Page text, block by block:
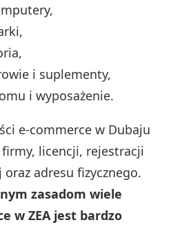
i suplementy,
i wyposażenie.
e‑commerce w Dubaju
licencji, rejestracji
adresu fizycznego.
zasadom wiele
w ZEA jest bardzo